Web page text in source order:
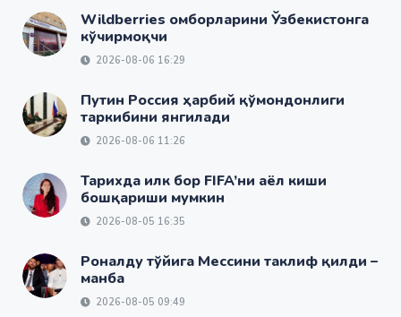
Wildberries омборларини Ўзбекистонга
кўчирмоқчи
2026-08-06 16:29
Путин Россия ҳарбий қўмондонлиги
таркибини янгилади
2026-08-06 11:26
Тарихда илк бор FIFA’ни аёл киши
бошқариши мумкин
2026-08-05 16:35
Роналду тўйига Мессини таклиф қилди –
манба
2026-08-05 09:49